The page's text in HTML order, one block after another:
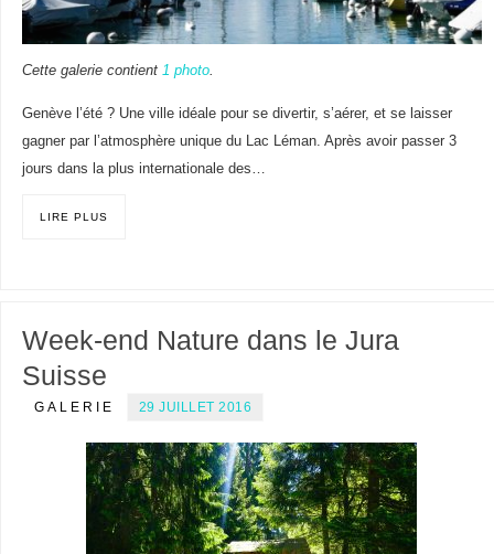
Cette galerie contient 1 photo.
Genève l’été ? Une ville idéale pour se divertir, s’aérer, et se laisser
gagner par l’atmosphère unique du Lac Léman. Après avoir passer 3
jours dans la plus internationale des…
LIRE PLUS
Week-end Nature dans le Jura
Suisse
GALERIE 29 JUILLET 2016